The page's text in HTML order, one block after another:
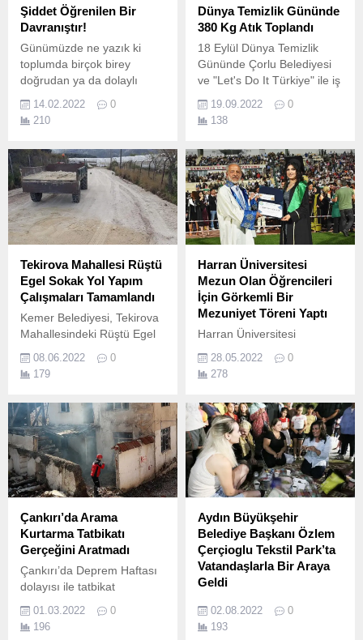
Şiddet Öğrenilen Bir
Davranıştır!
Günümüzde ne yazık ki
toplumda birçok birey
doğrudan ya da dolaylı
kalmaktadır.
14.02.2022
0
210
Dünya Temizlik Gününde
380 Kg Atık Toplandı
18 Eylül Dünya Temizlik
Gününde Çorlu Belediyesi
ve "Let's Do It Türkiye" ile iş
alanda temizlik çalışması
yapıldı.
19.09.2022
0
138
Tekirova Mahallesi Rüştü
Egel Sokak Yol Yapım
Çalışmaları Tamamlandı
Kemer Belediyesi, Tekirova
Mahallesindeki Rüştü Egel
çalışmalarını kısa sürede
tamamladı.
08.06.2022
0
179
Harran Üniversitesi
Mezun Olan Öğrencileri
İçin Görkemli Bir
Mezuniyet Töreni Yaptı
Harran Üniversitesi
Eğitim Öğretim Yılı
Mezuniyet Töreni
28.05.2022
0
278
Çankırı’da Arama
Kurtarma Tatbikatı
Gerçeğini Aratmadı
Çankırı’da Deprem Haftası
dolayısı ile tatbikat
01.03.2022
0
196
Aydın Büyükşehir
Belediye Başkanı Özlem
Çerçioglu Tekstil Park’ta
Vatandaşlarla Bir Araya
Geldi
Belediyesi’nin halka
kazandırdığı Aydın Tekstil
02.08.2022
0
193